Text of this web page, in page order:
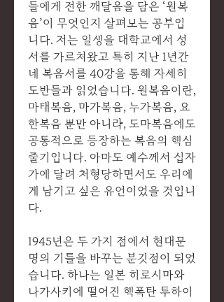
들에게 전한 깨달음을 담은 ‘원복
음’이 무엇인지 살펴보는 공부입
니다. 저는 일생을 대학교에서 성
서를 가르쳐왔고 특히 지난 1년간
네 복음서를 40강을 통해 자세히
도반들과 읽었습니다. 원복음이란,
마태복음, 마가복음, 누가복음, 요
한복음 뿐만 아니라, 도마복음에도
공통적으로 등장하는 복음의 핵심
줄기입니다. 아마도 예수께서 십자
가에 달려 처형당하면서도 우리에
게 남기고 싶은 유언이었을 것입니
다.
1945년은 두 가지 점에서 현대문
명의 기틀을 바꾸는 분깃점이 되었
습니다. 하나는 일본 히로시마와
나가사키에 떨어진 핵폭탄 투하이